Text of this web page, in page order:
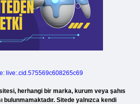
live:.cid.575569c608265c69
herhangi bir marka, kurum veya şahıs
bulunmamaktadır. Sitede yalnızca kendi